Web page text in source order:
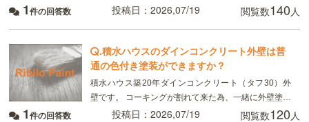
あるのですが、かなり禿げてしまっていてるので補修
1件の回答数 投稿日：2026,07/19 閲覧数140人
.積水ハウスのダインコンクリート外壁は普
通の色付き塗装ができますか？
積水ハウス築20年ダインコンクリート（タフ30）外
壁です。 コーキングが割れて来た為、一緒に外壁塗装
を検討しています。 地元の塗装屋に依頼したいのです
1件の回答数 投稿日：2026,07/19 閲覧数120人